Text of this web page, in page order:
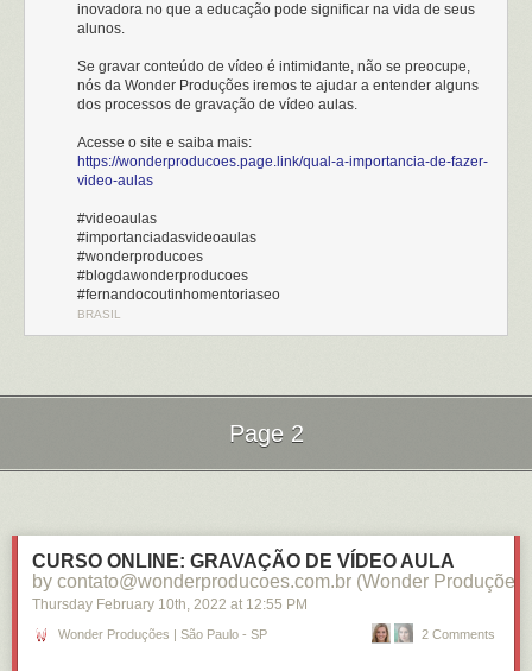
inovadora no que a educação pode significar na vida de seus
alunos.
Se gravar conteúdo de vídeo é intimidante, não se preocupe,
nós da Wonder Produções iremos te ajudar a entender alguns
dos processos de gravação de vídeo aulas.
Acesse o site e saiba mais:
https://wonderproducoes.page.link/qual-a-importancia-de-fazer-
video-aulas
#videoaulas
#importanciadasvideoaulas
#wonderproducoes
#blogdawonderproducoes
#fernandocoutinhomentoriaseo
BRASIL
Page 2
CURSO ONLINE: GRAVAÇÃO DE VÍDEO AULA
by contato@wonderproducoes.com.br (Wonder Produções)
Thursday February 10th, 2022 at 12:55 PM
Wonder Produções | São Paulo - SP 2 Comments